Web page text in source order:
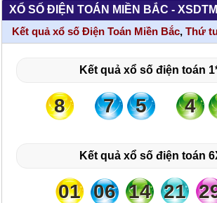
XỔ SỐ ĐIỆN TOÁN MIỀN BẮC -
Kết quả xổ số Điện Toán Miền Bắc, Thứ
Kết quả xổ số điện toán
8 7 5 4
Kết quả xổ số điện toán
01 06 14 21